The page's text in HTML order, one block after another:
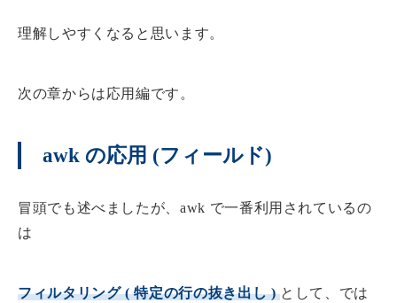
理解しやすくなると思います。
次の章からは応用編です。
awk の応用 (フィールド)
冒頭でも述べましたが、awk で一番利用されているの
は
フィルタリング ( 特定の行の抜き出し )として、では